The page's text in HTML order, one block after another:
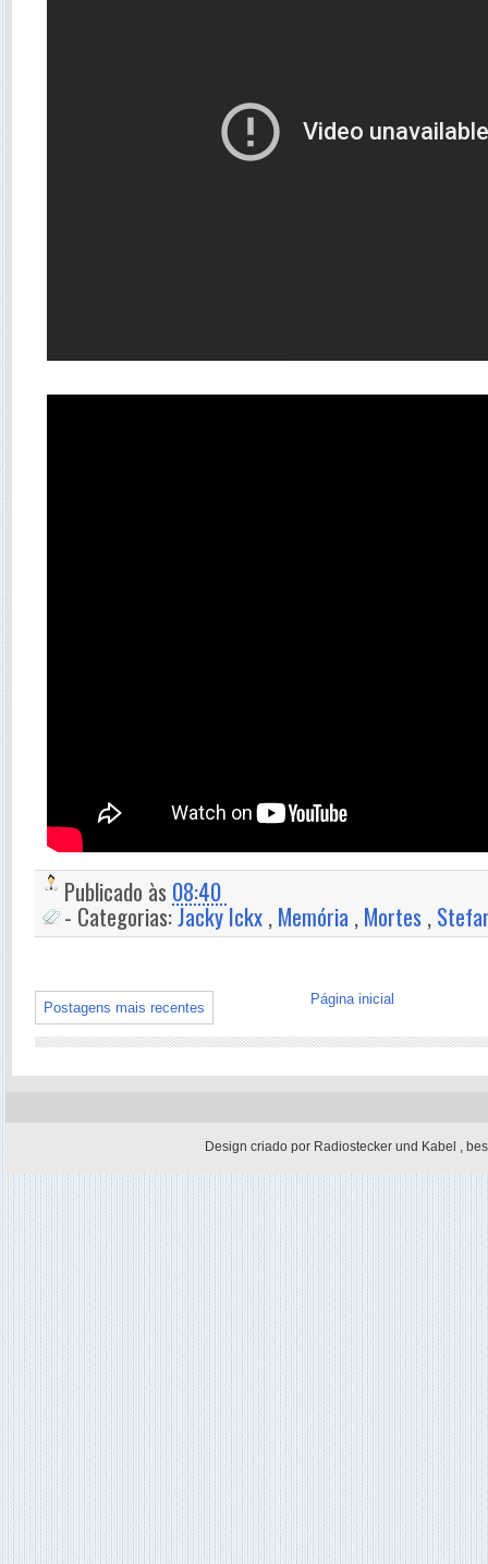
Publicado às08:40
- Categorias:Jacky Ickx,Memória ,Mortes,
Postagens mais recentes
Página inicial
Design criado por Radiostecker und Kabel ,